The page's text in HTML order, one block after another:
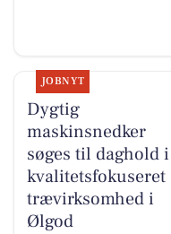
JOBNYT
Dygtig
maskinsnedker
søges til daghold i
kvalitetsfokuseret
trævirksomhed i
Ølgod